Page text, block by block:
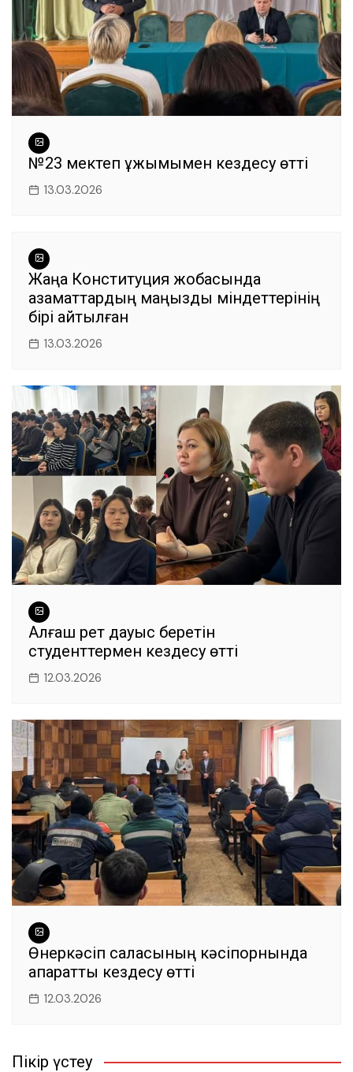
№23 мектеп ұжымымен кездесу өтті
13.03.2026
Жаңа Конституция жобасында
азаматтардың маңызды міндеттерінің
бірі айтылған
13.03.2026
Алғаш рет дауыс беретін
студенттермен кездесу өтті
12.03.2026
Өнеркәсіп саласының кәсіпорнында
ақпараттық кездесу өтті
12.03.2026
Пікір үстеу